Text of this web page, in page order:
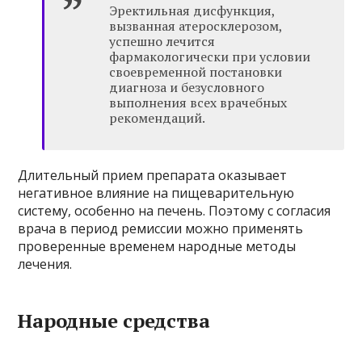
Эректильная дисфункция,
вызванная атеросклерозом,
успешно лечится
фармакологически при условии
своевременной постановки
диагноза и безусловного
выполнения всех врачебных
рекомендаций.
Длительный прием препарата оказывает
негативное влияние на пищеварительную
систему, особенно на печень. Поэтому с согласия
врача в период ремиссии можно применять
проверенные временем народные методы
лечения.
Народные средства